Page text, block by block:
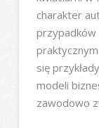
charakter
przypadków
się
modeli
zawodowo